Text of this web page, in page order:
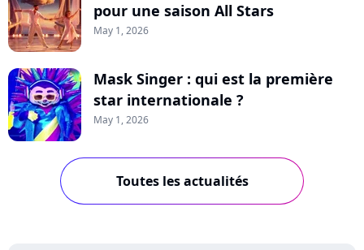
pour une saison All Stars
May 1, 2026
Mask Singer : qui est la première
star internationale ?
May 1, 2026
Toutes les actualités